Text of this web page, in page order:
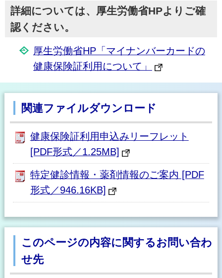
詳細については、厚生労働省HPよりご確
認ください。
厚生労働省HP「マイナンバーカードの
健康保険証利用について」
関連ファイルダウンロード
健康保険証利用申込みリーフレット
[PDF形式／1.25MB]
特定健診情報・薬剤情報のご案内 [PDF
形式／946.16KB]
このページの内容に関するお問い合わ
せ先